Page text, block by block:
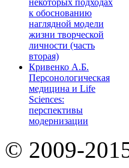
некоторых подходах
к обоснованию
наглядной модели
жизни творческой
личности (часть
вторая)
Кривенко А.Б.
Персонологическая
медицина и Life
Sciences:
перспективы
модернизации
© 2009-